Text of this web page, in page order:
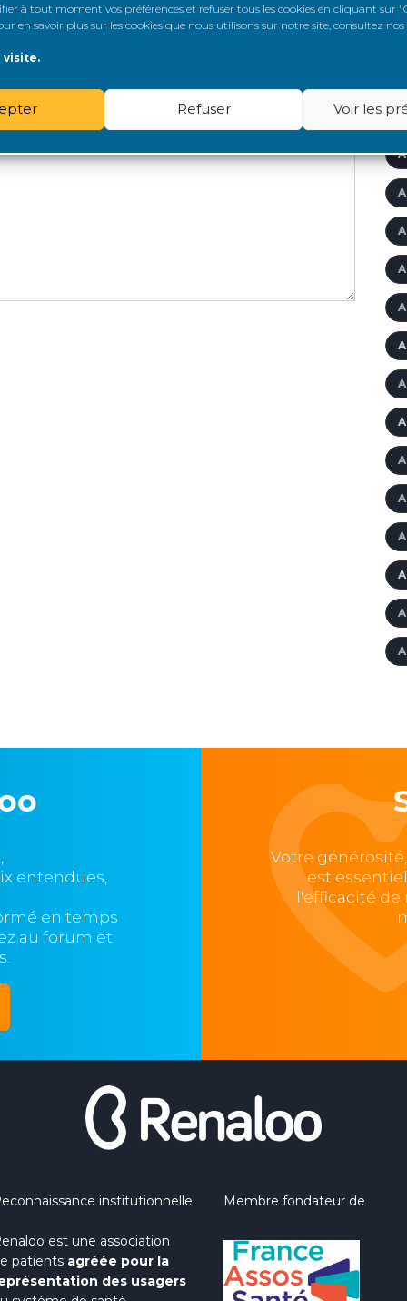
à tout moment vos préférences et refuser tous les cookies en cliquant sur
en savoir plus sur les cookies que nous utilisons sur notre site, consultez nos
visite.
Refuser Voir les
entendues,
en temps
au forum et
Votre
est
l'efficacité de
institutionnelle
est une association
patients agréée pour la
des usagers
Membre fondateur de